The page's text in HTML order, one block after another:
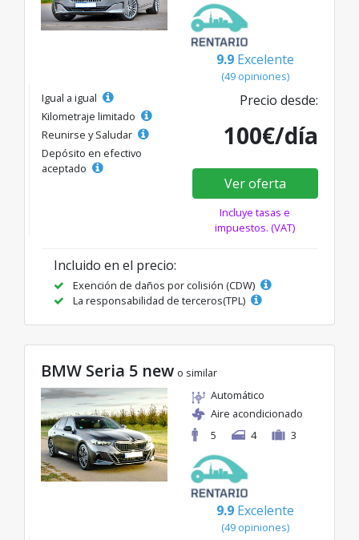
9.9 Excelente
(49 opiniones)
Igual a igual
Kilometraje limitado
Reunirse y Saludar
Depósito en efectivo
aceptado
Precio desde:
100€/día
Ver oferta
Incluye tasas e
impuestos. (VAT)
Incluido en el precio:
Exención de daños por colisión (CDW)
La responsabilidad de terceros(TPL)
BMW Seria 5 new o similar
Automático
Aire acondicionado
5
4 3
9.9 Excelente
(49 opiniones)